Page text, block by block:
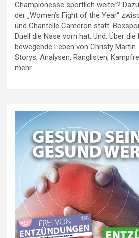
Championesse sportlich weiter?
der „Women’s Fight of the Year“
und Chantelle Cameron statt.
Duell die Nase vorn hat. Und: Über
bewegende Leben von Christy Martin.
Storys, Analysen, Ranglisten,
mehr.